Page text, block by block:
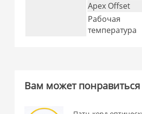
Apex Offset
Рабочая
температура
Вам может понравиться